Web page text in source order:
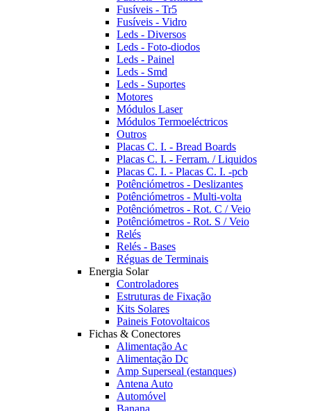
Fusíveis - Tr5
Fusíveis - Vidro
Leds - Diversos
Leds - Foto-diodos
Leds - Painel
Leds - Smd
Leds - Suportes
Motores
Módulos Laser
Módulos Termoeléctricos
Outros
Placas C. I. - Bread Boards
Placas C. I. - Ferram. / Liquidos
Placas C. I. - Placas C. I. -pcb
Potênciómetros - Deslizantes
Potênciómetros - Multi-volta
Potênciómetros - Rot. C / Veio
Potênciómetros - Rot. S / Veio
Relés
Relés - Bases
Réguas de Terminais
Energia Solar
Controladores
Estruturas de Fixação
Kits Solares
Paineis Fotovoltaicos
Fichas & Conectores
Alimentação Ac
Alimentação Dc
Amp Superseal (estanques)
Antena Auto
Automóvel
Banana